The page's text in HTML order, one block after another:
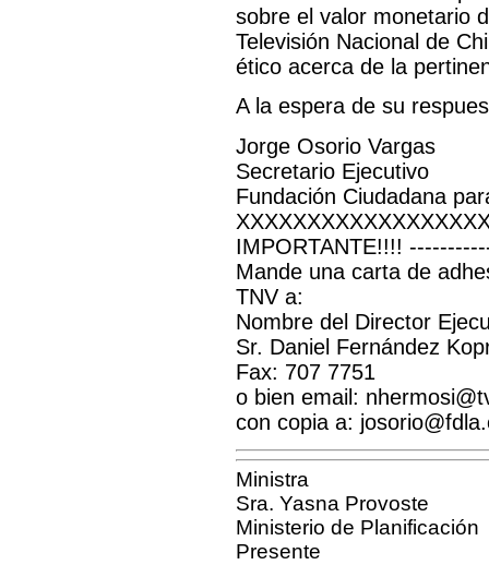
sobre el valor monetario
Televisión Nacional de
ético acerca de la
A la espera de su
Jorge Osorio Vargas
Secretario Ejecutivo
Fundación Ciudadana
IMPORTANTE!!!!
Mande una carta de
TNV a:
Nombre del Director
Sr. Daniel Fernández
Fax: 707 7751
o bien email:
con copia a:
Ministra
Sra. Yasna Provoste
Ministerio de Planificación
Presente